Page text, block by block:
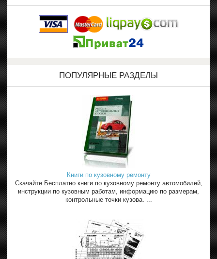
ПОПУЛЯРНЫЕ РАЗДЕЛЫ
Книги по кузовному ремонту
Скачайте Бесплатно книги по кузовному ремонту автомобилей,
инструкции по кузовным работам, информацию по размерам,
контрольные точки кузова. ...